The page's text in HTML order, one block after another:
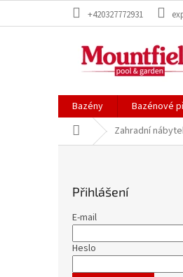
+420327772931
Bazény Bazénové
Domů Zahradní
Přihlášení
E-mail
Heslo